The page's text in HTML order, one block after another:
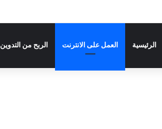
الرئيسية العمل على الانترنت الربح من التدوين